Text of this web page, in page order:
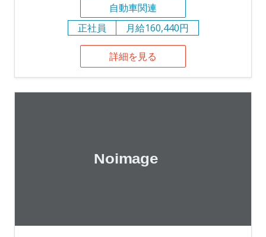
自動車関連
正社員
月給160,440円
詳細を見る